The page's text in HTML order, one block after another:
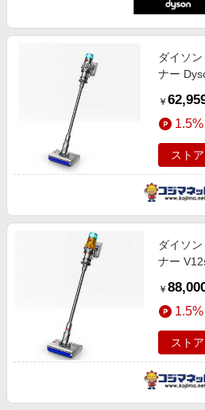
ダイソ
ナー
アイアン
￥
1.5%
スト
ダイソ
ナー
アイアン
￥
1.5%
スト